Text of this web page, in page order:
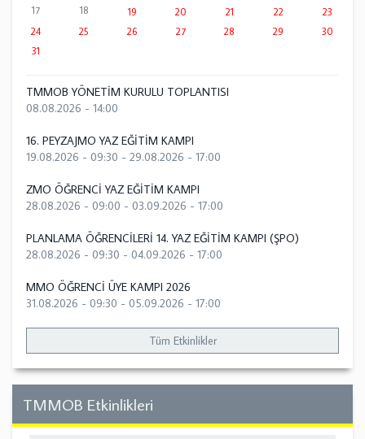
17
18 19 20 21 22
23
24
25 26 27 28 29
30
31
TMMOB YÖNETİM KURULU TOPLANTISI
08.08.2026 - 14:00
16. PEYZAJMO YAZ EĞİTİM KAMPI
19.08.2026 - 09:30 - 29.08.2026 - 17:00
ZMO ÖĞRENCİ YAZ EĞİTİM KAMPI
28.08.2026 - 09:00 - 03.09.2026 - 17:00
PLANLAMA ÖĞRENCİLERİ 14. YAZ EĞİTİM KAMPI (ŞPO)
28.08.2026 - 09:30 - 04.09.2026 - 17:00
MMO ÖĞRENCİ ÜYE KAMPI 2026
31.08.2026 - 09:30 - 05.09.2026 - 17:00
Tüm Etkinlikler
TMMOB Etkinlikleri